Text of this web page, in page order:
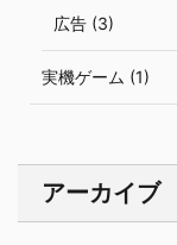
広告 (3)
実機ゲーム (1)
アーカイブ